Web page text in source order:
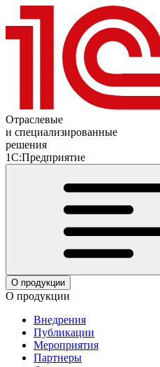
Отраслевые
и специализированные
решения
1С:Предприятие
О продукции
О продукции
Внедрения
Публикации
Мероприятия
Партнеры